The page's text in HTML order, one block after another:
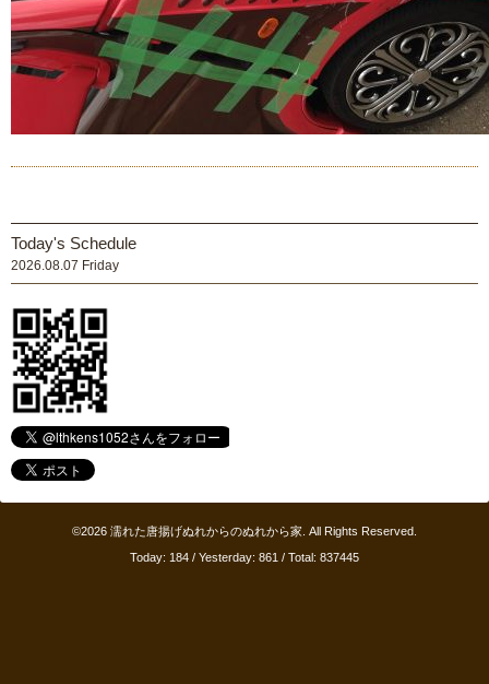
Today's Schedule
2026.08.07 Friday
©2026 濡れた唐揚げぬれからのぬれから家 . All Rights Reserved.
Today: 184 / Yesterday: 861 / Total: 837445